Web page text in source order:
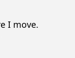
I move.